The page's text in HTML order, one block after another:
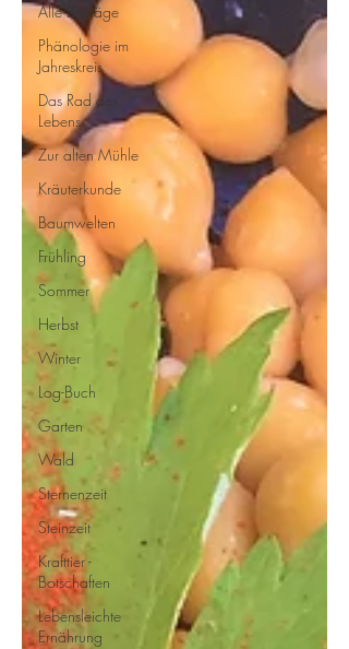
Alle Beiträge
Phänologie im
Jahreskreis
Das Rad des
Lebens
Zur alten Mühle
Kräuterkunde
Baumwelten
Frühling
Sommer
Herbst
Winter
Log-Buch
Garten
Wald
Sternenzeit
Steinzeit
Krafttier -
Botschaften
Lebensleichte
Ernährung